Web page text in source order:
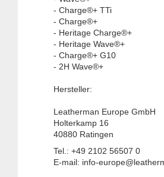
- Charge®+ TTi
- Charge®+
- Heritage Charge®+
- Heritage Wave®+
- Charge®+ G10
- 2H Wave®+
Hersteller:
Leatherman Europe GmbH
Holterkamp 16
40880 Ratingen
Tel.: +49 2102 56507 0
E-mail: info-